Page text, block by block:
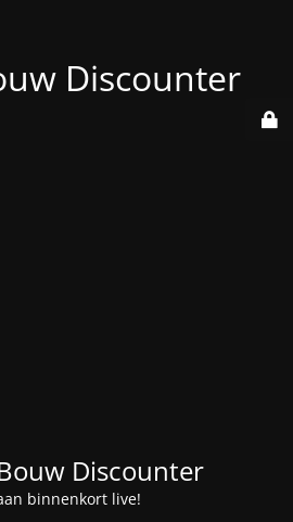
Discounter
Discounter
binnenkort live!